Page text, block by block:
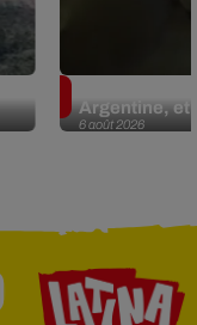
6 août 2026
Argentine, et